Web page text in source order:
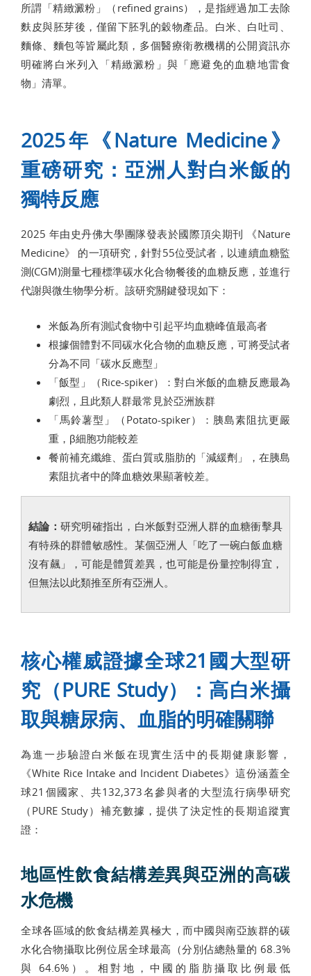
所謂「精緻澱粉」（refined grains），是指經過加工去除
麩皮與胚芽後，僅留下胚乳的穀物產品。白米、白吐司、
麵條、麵包等皆屬此類，多個醫療衛教機構的公開資訊亦
明確將白米列入「精緻澱粉」與「應避免的血糖地雷食
物」清單。
2025年《Nature Medicine》
重磅研究：亞洲人對白米飯的
獨特反應
2025 年由史丹佛大學團隊發表於國際頂尖期刊 《Nature
Medicine》 的一項研究，針對55位受試者，以連續血糖監
測(CGM)測量七種標準碳水化合物餐後的血糖反應，並進行
代謝與微生物學分析。該研究關鍵發現如下：
米飯為所有測試食物中引起平均血糖峰值最高者
根據個體對不同碳水化合物的血糖反應，可將受試者
分為不同「碳水反應型」
「飯型」（Rice-spiker）：對白米飯的血糖反應最為
劇烈，且此類人群最常見於亞洲族群
「馬鈴薯型」（Potato-spiker）：胰島素阻抗更嚴
重，β細胞功能較差
餐前補充纖維、蛋白質或脂肪的「減緩劑」，在胰島
素阻抗者中的降血糖效果顯著較差。
結論： 研究明確指出，白米飯對亞洲人群的血糖衝擊具
有特殊的群體敏感性。某個亞洲人「吃了一碗白飯血糖
沒有飆」，可能是體質差異，也可能是份量控制得宜，
但無法以此類推至所有亞洲人。
核心權威證據全球21國大型研
究（PURE Study）：高白米攝
取與糖尿病、血脂的明確關聯
為進一步驗證白米飯在現實生活中的長期健康影響，
《White Rice Intake and Incident Diabetes》這份涵蓋全
球21個國家、共132,373名參與者的大型流行病學研究
（PURE Study）補充數據，提供了決定性的長期追蹤實
證：
地區性飲食結構差異與亞洲的高碳
水危機
全球各區域的飲食結構差異極大，而中國與南亞族群的碳
水化合物攝取比例位居全球最高（分別佔總熱量的 68.3%
與 64.6%）。相對地，中國的脂肪攝取比例最低